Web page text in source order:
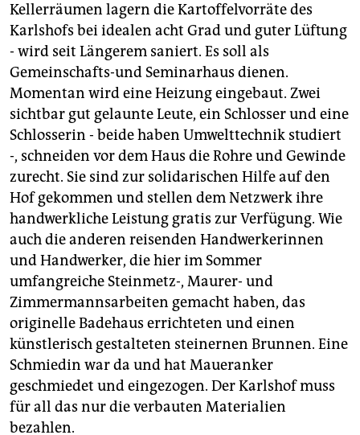
Kellerräumen lagern die Kartoffelvorräte des
Karlshofs bei idealen acht Grad und guter Lüftung
- wird seit Längerem saniert. Es soll als
Gemeinschafts-und Seminarhaus dienen.
Momentan wird eine Heizung eingebaut. Zwei
sichtbar gut gelaunte Leute, ein Schlosser und eine
Schlosserin - beide haben Umwelttechnik studiert
-, schneiden vor dem Haus die Rohre und Gewinde
zurecht. Sie sind zur solidarischen Hilfe auf den
Hof gekommen und stellen dem Netzwerk ihre
handwerkliche Leistung gratis zur Verfügung. Wie
auch die anderen reisenden Handwerkerinnen
und Handwerker, die hier im Sommer
umfangreiche Steinmetz-, Maurer- und
Zimmermannsarbeiten gemacht haben, das
originelle Badehaus errichteten und einen
künstlerisch gestalteten steinernen Brunnen. Eine
Schmiedin war da und hat Maueranker
geschmiedet und eingezogen. Der Karlshof muss
für all das nur die verbauten Materialien
bezahlen.